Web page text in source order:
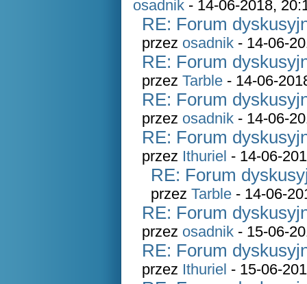
osadnik - 14-06-2018,
RE: Forum
przez osadnik - 14-06-
RE: Forum
przez Tarble - 14-06-
RE: Forum
przez osadnik - 14-06-
RE: Forum
przez Ithuriel - 14-06-
RE: Forum
przez Tarble - 14-06-
RE: Forum
przez osadnik - 15-06-
RE: Forum
przez Ithuriel - 15-06-